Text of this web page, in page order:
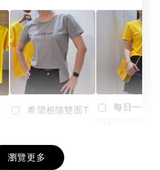
+
希望相隨雙面T
NT$ 190
-
每日一笑
瀏覽更多